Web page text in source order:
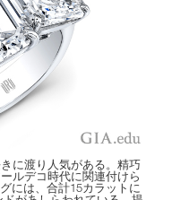
に渡り人気がある。精巧
ルデコ時代に関連付けら
には、合計15カラットに